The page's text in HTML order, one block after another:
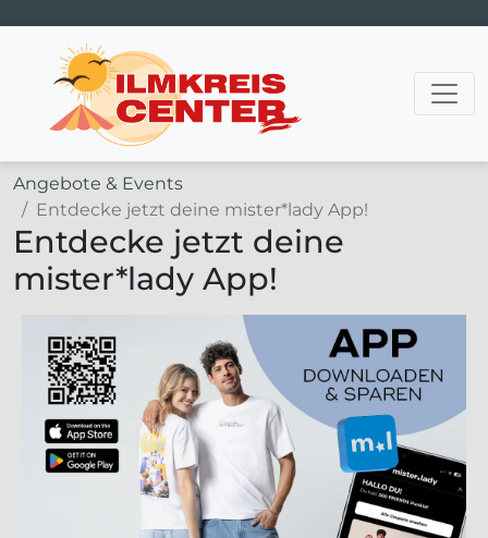
Hauptnavigation
Angebote & Events
Entdecke jetzt deine mister*lady App!
Entdecke jetzt deine
mister*lady App!